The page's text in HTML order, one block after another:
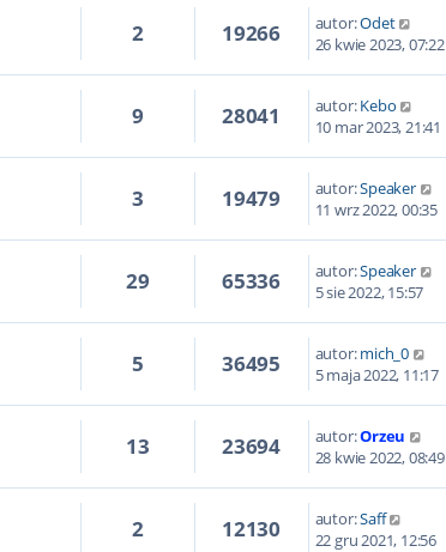
2 19266 autor:Odet
26 kwie 2023, 07:22
9 28041 autor:Kebo
10 mar 2023, 21:41
3 19479 autor:Speaker
11 wrz 2022, 00:35
29 65336 autor:Speaker
5 sie 2022, 15:57
5 36495 autor:mich_0
5 maja 2022, 11:17
13 23694 autor:Orzeu
28 kwie 2022, 08:49
2 12130 autor:Saff
22 gru 2021, 12:56